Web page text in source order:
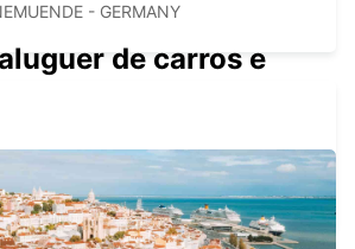
- GERMANY
- GERMANY
de carros e